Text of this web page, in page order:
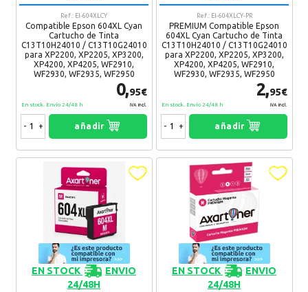
Entrega inmediata en 24 horas.
Recomendaría su compra:
Carles 03. 05. 2025
Ventajas:Rápido
Desventajas:Ninguna
Recomendaría su compra:
03. 01. 2025
todo muy bien ¡¡
Recomendaría su compra:
Francisco Javier 15. 06. 2024
Cartuchos muy buenos y duradero, evidentemente a buen
Ref.: EI-604XLCY
Compatible Epson 604XL Cyan
Cartucho de Tinta
C13T10H24010 / C13T10G24010
para XP2200, XP2205, XP3200,
XP4200, XP4205, WF2910,
WF2930, WF2935, WF2950
0,95€
IVA Incl.
En stock. Envío 24/48 h
- + añadir
Ref.: EI-604XLCY-PR
PREMIUM Compatible Epson
604XL Cyan Cartucho de Tinta
C13T10H24010 / C13T10G24010
para XP2200, XP2205, XP3200,
XP4200, XP4205, WF2910,
WF2930, WF2935, WF2950
2,95€
IVA Incl.
En stock. Envío 24/48 h
- + añadir
EN STOCK
ENVIO
24/48H
EN STOCK
ENVIO
24/48H